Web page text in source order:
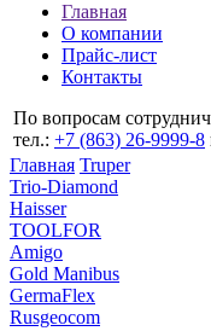
Главная
О компании
Прайс-лист
Контакты
По вопросам
тел.: +7 (863) 26‐9999‐8
Главная Truper
Trio-Diamond
Haisser
TOOLFOR
Amigo
Gold Manibus
GermaFlex
Rusgeocom